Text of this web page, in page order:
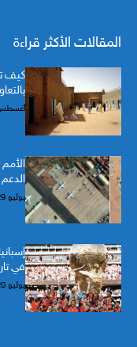
المقالات الأكثر قراءة
كيف
أغسطس 1,
يوليو 29, 2026
في
يوليو 20, 2026